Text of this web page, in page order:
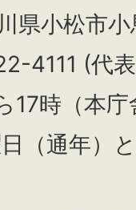
小松市小
4111 (代
17時（本
（通年）と